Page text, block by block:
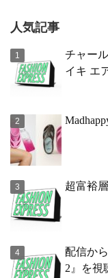
人気記事
チャー
イキ エ
超富裕
配信か
2』を視